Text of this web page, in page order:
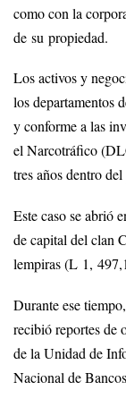
como con la
de su propiedad.
Los activos y
los departamentos
y conforme a las
el Narcotráfico
tres años dentro
Este caso se abrió
de capital del clan
lempiras (L 1,
Durante ese
recibió reportes de
de la Unidad de
Nacional de